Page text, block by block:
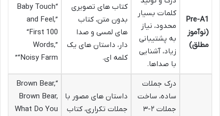
Pre-A1
(نوآموز
مطلق)
کلمات بسیار
محدود، نیاز
به پشتیبانی
زیاد، آشنایی
با صداها.
کتاب های تصویری
بدون متن، کتاب
های لمسی و صدا
دار، داستان های یک
کلمه ای.
“Baby Touch
and Feel,”
“First 100
Words,”
“Noisy Farm”
درک جملات
ساده، ساخت
جملات ۲-۳
داستان های مصور با
جملات تکراری، کتاب
“Brown Bear,
Brown Bear,
What Do You